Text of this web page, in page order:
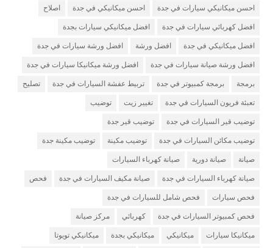
احسن ميكانيكي سيارات في جدة احسن ميكانيكي في جدة اصلاح
افضل كهربائي سيارات في جدة افضل ميكانيكي سيارات بجدة
افضل ميكانيكي في جدة افضل ورشة افضل ورشة سيارات في جدة
افضل ورشة صيانة سيارات في جدة افضل ورشة ميكانيكا سيارات في جدة
برمجة برمجة كمبيوتر في جدة تربيط عفشة السيارات في جدة تصليح
تعبئة فريون السيارات في جدة تغيير زيت توضيب
توضيب قير السيارات في جدة توضيب قير جدة
توضيب مكائن السيارات في جدة توضيب مكينة توضيب مكينة جدة
صيانة صيانة دورية صيانة كهرباء السيارات
صيانة كهرباء السيارات في جدة صيانة مكيف السيارات في جدة فحص
فحص سيارات فحص شامل للسيارات في جدة
فحص كمبيوتر السيارات في جدة كهربائي مركز صيانة
ميكانيكا سيارات ميكانيكي ميكانيكي بجدة ميكانيكي تويوتا